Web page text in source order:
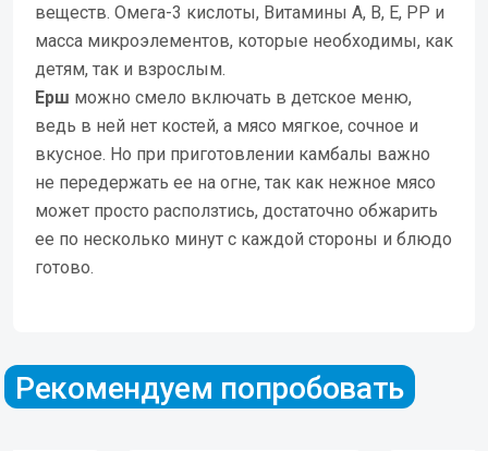
веществ. Омега-3 кислоты, Витамины А, В, Е, РР и
масса микроэлементов, которые необходимы, как
детям, так и взрослым.
Ерш можно смело включать в детское меню,
ведь в ней нет костей, а мясо мягкое, сочное и
вкусное. Но при приготовлении камбалы важно
не передержать ее на огне, так как нежное мясо
может просто расползтись, достаточно обжарить
ее по несколько минут с каждой стороны и блюдо
готово.
Рекомендуем попробовать